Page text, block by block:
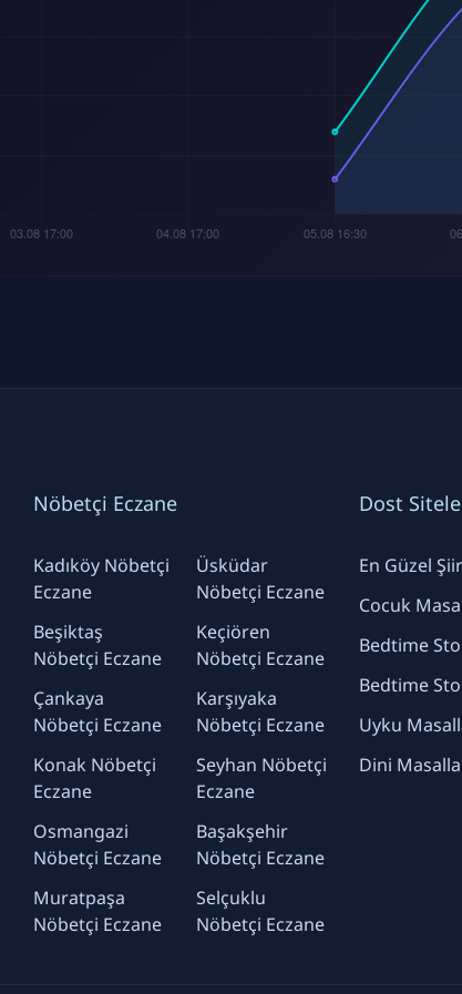
Nöbetçi Eczane
Kadıköy Nöbetçi
Eczane
Beşiktaş
Nöbetçi Eczane
Çankaya
Nöbetçi Eczane
Konak Nöbetçi
Eczane
Osmangazi
Nöbetçi Eczane
Muratpaşa
Nöbetçi Eczane
Üsküdar
Nöbetçi Eczane
Keçiören
Nöbetçi Eczane
Karşıyaka
Nöbetçi Eczane
Seyhan Nöbetçi
Eczane
Başakşehir
Nöbetçi Eczane
Selçuklu
Nöbetçi Eczane
Dost
En Güzel
Cocuk
Bedtime
Bedtime
Uyku
Dini